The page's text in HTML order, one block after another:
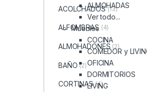
ALMOHADAS
Ver todo...
Muebles
COCINA
COMEDOR y
OFICINA
DORMITORIOS
LIVING
ACOLCHADOS (13)
ALFOMBRAS (4)
ALMOHADONES (2)
BAÑO (2)
CORTINAS (4)